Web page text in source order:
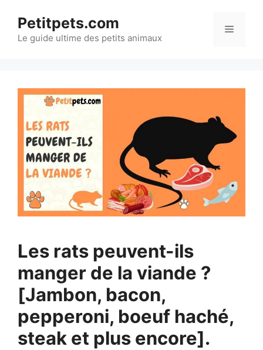
contenu
Petitpets.com
Le guide ultime des petits animaux
Menu
Les rats peuvent-ils
manger de la viande ?
[Jambon, bacon,
pepperoni, boeuf haché,
steak et plus encore].